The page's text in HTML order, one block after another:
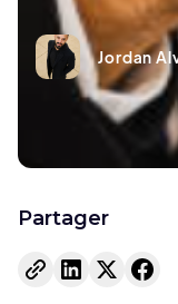
Jordan
Partager